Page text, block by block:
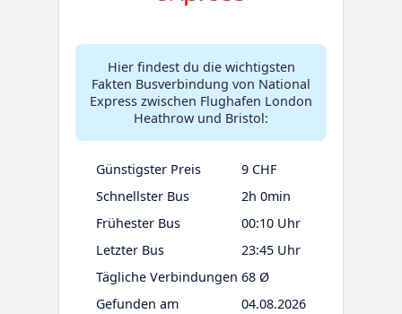
Hier findest du die wichtigsten
Fakten Busverbindung von National
Express zwischen Flughafen London
Heathrow und Bristol:
Günstigster Preis
9 CHF
Schnellster Bus
2h 0min
Frühester Bus
00:10 Uhr
Letzter Bus
23:45 Uhr
Tägliche Verbindungen 68 Ø
Gefunden am
04.08.2026